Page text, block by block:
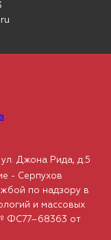
Джона Рида, д.5
- Серпухов
по надзору в
и массовых
ФС77–68363 от